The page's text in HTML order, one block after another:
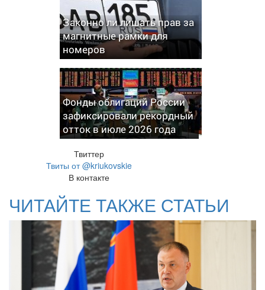
Законно ли лишать прав за
магнитные рамки для
номеров
Фонды облигаций России
зафиксировали рекордный
отток в июле 2026 года
Твиттер
Твиты от @kriukovskie
В контакте
ЧИТАЙТЕ ТАКЖЕ СТАТЬИ